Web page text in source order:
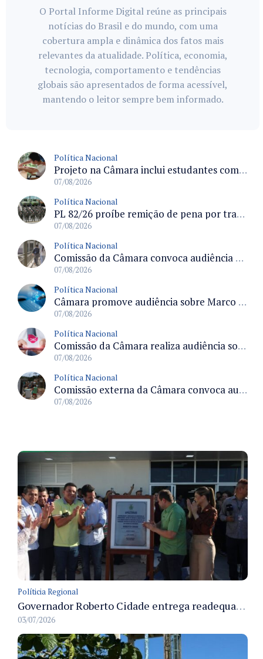
O Portal Informe Digital reúne as principais
notícias do Brasil e do mundo, com uma
cobertura ampla e dinâmica dos fatos mais
relevantes da atualidade. Política, economia,
tecnologia, comportamento e tendências
globais são apresentados de forma acessível,
mantendo o leitor sempre bem informado.
Política Nacional
Projeto na Câmara inclui estudantes com deficiência no regime escolar especial da LDB e estabelece critérios para frequência
07/08/2026
Política Nacional
PL 82/26 proíbe remição de pena por trabalho em funções militares para condenados por crimes contra o Estado Democrático de Direito
07/08/2026
Política Nacional
Comissão da Câmara convoca audiência para discutir misoginia nas escolas e universidades após divulgação de listas misóginas
07/08/2026
Política Nacional
Câmara promove audiência sobre Marco de Fomento à Economia Digital e impactos da inteligência artificial
07/08/2026
Política Nacional
Comissão da Câmara realiza audiência sobre apostas online para medir o tamanho do mercado ilegal
07/08/2026
Política Nacional
Comissão externa da Câmara convoca audiência pública sobre chuvas na Zona da Mata de Minas Gerais e impactos em Juiz de Fora
07/08/2026
Políticia Regional
Governador Roberto Cidade entrega readequação do ambulatório da FCecon e amplia capacidade de atendimento oncológico em Manaus
03/07/2026